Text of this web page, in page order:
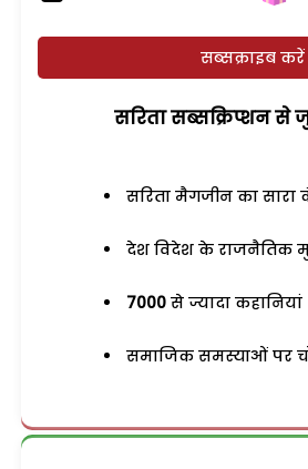
सब्सक्राइब करें
सरिता सब्सक्रिप्शन से
सरिता मैगजीन का सारा
देश विदेश के राजनैतिक
7000 से ज्यादा कहानियां
समाजिक समस्याओं पर